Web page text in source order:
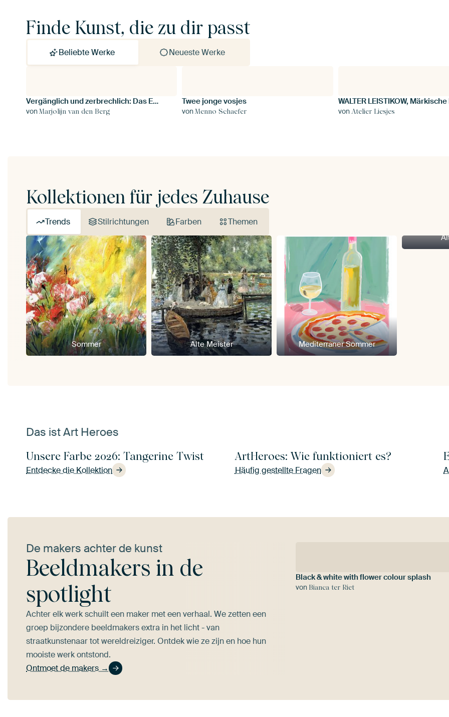
Finde Kunst, die zu dir passt
Beliebte Werke Neueste Werke
Vergänglich und zerbrechlich: Das Ende des goldbraunen Hortensienblatts
vonMarjolijn van den Berg
Twee jonge vosjes
vonMenno Schaefer von Atelier Liesjes
Kollektionen für jedes Zuhause
Trends Stilrichtungen Farben Themen
Sommer Alte Meister Mediterraner Sommer
Das ist Art Heroes
Unsere Farbe 2026: Tangerine Twist
Entdecke die Kollektion
ArtHeroes: Wie funktioniert es?
Häufig gestellte Fragen
De makers achter de kunst
Beeldmakers in de
spotlight
Achter elk werk schuilt een maker met een verhaal. We zetten een
groep bijzondere beeldmakers extra in het licht - van
straatkunstenaar tot wereldreiziger. Ontdek wie ze zijn en hoe hun
mooiste werk ontstond.
Ontmoet de makers →
Black & white with flower colour splash
von Bianca ter Riet